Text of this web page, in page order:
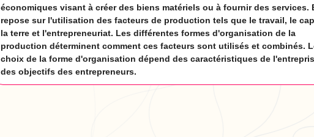
économiques visant à créer des biens matériels ou à fournir des services.
repose sur l'utilisation des facteurs de production tels que le travail, le
la terre et l'entrepreneuriat. Les différentes formes d'organisation de la
production déterminent comment ces facteurs sont utilisés et combinés.
choix de la forme d'organisation dépend des caractéristiques de
des objectifs des entrepreneurs.